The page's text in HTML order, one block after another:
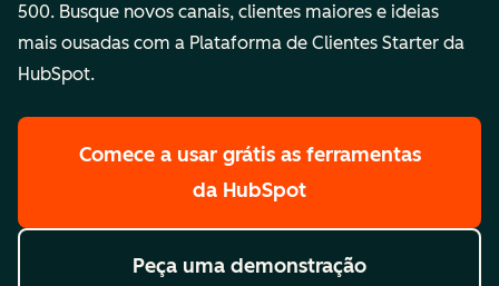
500. Busque novos canais, clientes maiores e ideias
mais ousadas com a Plataforma de Clientes Starter da
HubSpot.
Comece a usar grátis as ferramentas
da HubSpot
Peça uma demonstração